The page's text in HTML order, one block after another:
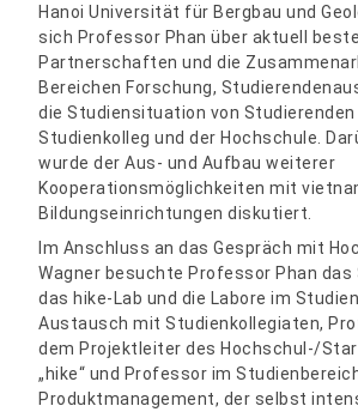
Hanoi Universität für Bergbau und
sich Professor Phan über aktuell
Partnerschaften und die
Bereichen Forschung,
die Studiensituation von
Studienkolleg und der Hochschule.
wurde der Aus- und Aufbau weiterer
Kooperationsmöglichkeiten mit
Bildungseinrichtungen diskutiert.
Im Anschluss an das Gespräch mit
Wagner besuchte Professor Phan das
das hike-Lab und die Labore im
Austausch mit Studienkollegiaten,
dem Projektleiter des Hochschul-/
„hike“ und Professor im
Produktmanagement, der selbst